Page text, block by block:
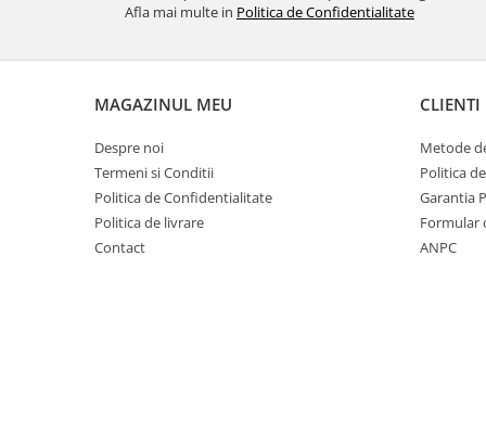
Afla mai multe in Politica de Confidentialitate
MAGAZINUL MEU
Despre noi
Termeni si Conditii
Politica de Confidentialitate
Politica de livrare
Contact
CLIENTI
Metode
Politica
Garantia
Formular
ANPC